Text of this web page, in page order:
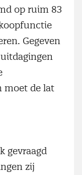
op ruim 83
Gegeven
moet de lat
gevraagd
zij